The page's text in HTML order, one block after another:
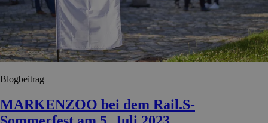
Blogbeitrag
MARKENZOO bei dem Rail.S-